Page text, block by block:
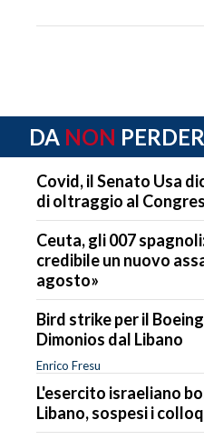
DA NON
Covid, il Senato Usa
di oltraggio al
Ceuta, gli 007
credibile un nuovo
agosto»
Bird strike per il
Dimonios dal Libano
Enrico Fresu
L'esercito israeliano
Libano, sospesi i